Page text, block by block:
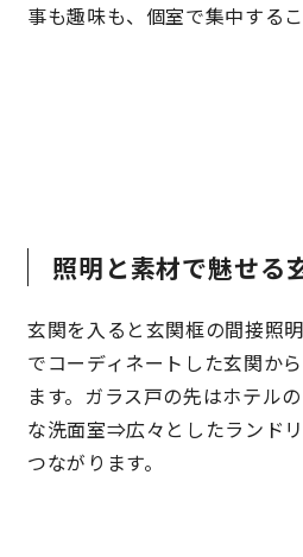
事も趣味も、個室で集中するこ
照明と素材で魅せる
玄関を入ると玄関框の間接照
でコーディネートした玄関か
ます。ガラス戸の先はホテル
な洗面室⇒広々としたランド
つながります。